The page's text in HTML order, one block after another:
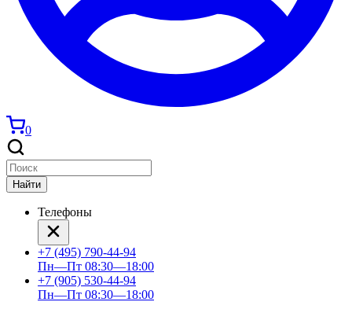
0
Найти
Телефоны
+7 (495) 790-44-94
Пн—Пт 08:30—18:00
+7 (905) 530-44-94
Пн—Пт 08:30—18:00